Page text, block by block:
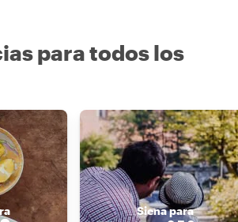
para todos los
Siena para